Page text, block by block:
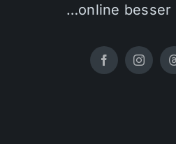
…online besser